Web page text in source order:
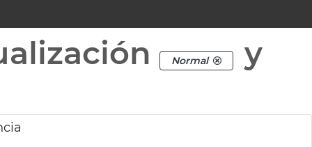
Normal y